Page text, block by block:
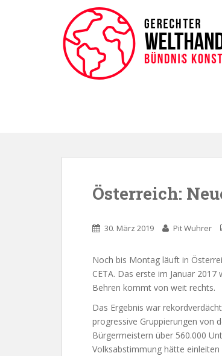
Österreich:
30. März 2019 Pit Wuhrer
Noch bis Montag läuft in
CETA. Das erste im Januar
Behren kommt von weit rechts.
Das Ergebnis war
progressive Gruppierungen von
Bürgermeistern über 560.000
Volksabstimmung hätte